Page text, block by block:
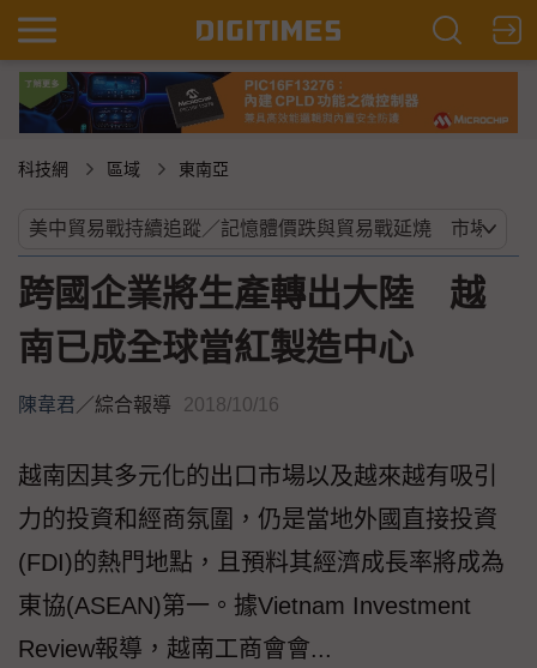
科技網 區域 東南亞
跨國企業將生產轉出大陸 越
南已成全球當紅製造中心
陳韋君／綜合報導 2018/10/16
越南因其多元化的出口市場以及越來越有吸引
力的投資和經商氛圍，仍是當地外國直接投資
(FDI)的熱門地點，且預料其經濟成長率將成為
東協(ASEAN)第一。據Vietnam Investment
Review報導，越南工商會會...